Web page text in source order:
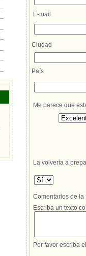
E-mail
Ciudad
País
Me parece que
La volvería a
Comentarios de la
Escriba un texto
Por favor escriba